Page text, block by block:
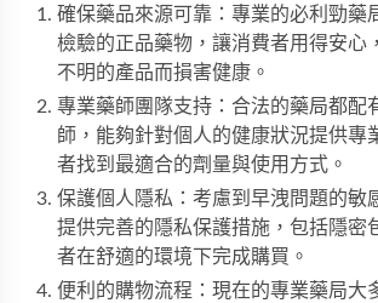
確保藥品來源可靠：專業的必利勁藥
檢驗的正品藥物，讓消費者用得安心
不明的產品而損害健康。
專業藥師團隊支持：合法的藥局都配
師，能夠針對個人的健康狀況提供專
者找到最適合的劑量與使用方式。
保護個人隱私：考慮到早洩問題的敏
提供完善的隱私保護措施，包括隱密
者在舒適的環境下完成購買。
便利的購物流程：現在的專業藥局大